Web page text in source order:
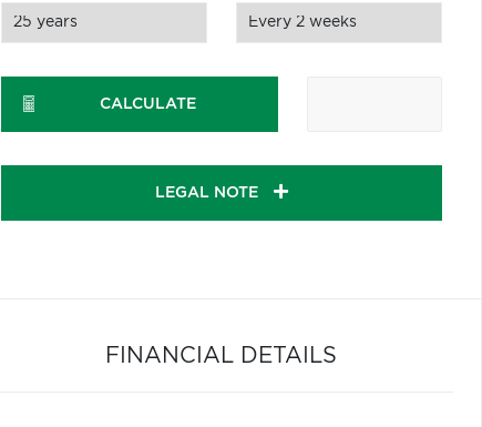
CALCULATE
LEGAL NOTE
FINANCIAL DETAILS